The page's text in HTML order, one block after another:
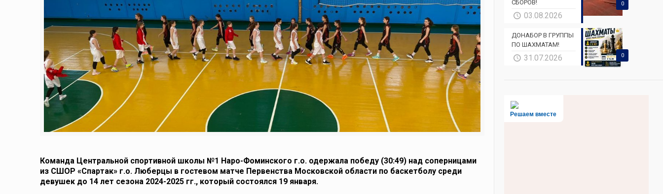
Команда Центральной спортивной школы №1 Наро-Фоминского г.о. одержала победу (30:49) над соперницами
из СШОР «Спартак» г.о. Люберцы в гостевом матче Первенства Московской области по баскетболу среди
девушек до 14 лет сезона 2024-2025 гг., который состоялся 19 января.
0
СБОРОВ!
03.08.2026
0
ДОНАБОР В ГРУППЫ
ПО ШАХМАТАМ!
31.07.2026
Решаем вместе